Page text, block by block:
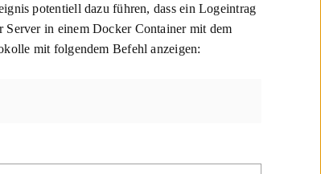
potentiell dazu führen, dass ein Logeintrag
Server in einem Docker Container mit dem
mit folgendem Befehl anzeigen: